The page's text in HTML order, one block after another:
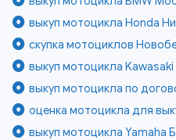
выкуп мотоцикла Honda
скупка мотоциклов
выкуп мотоцикла Kawasaki
выкуп мотоцикла по
оценка мотоцикла для
выкуп мотоцикла Yamaha